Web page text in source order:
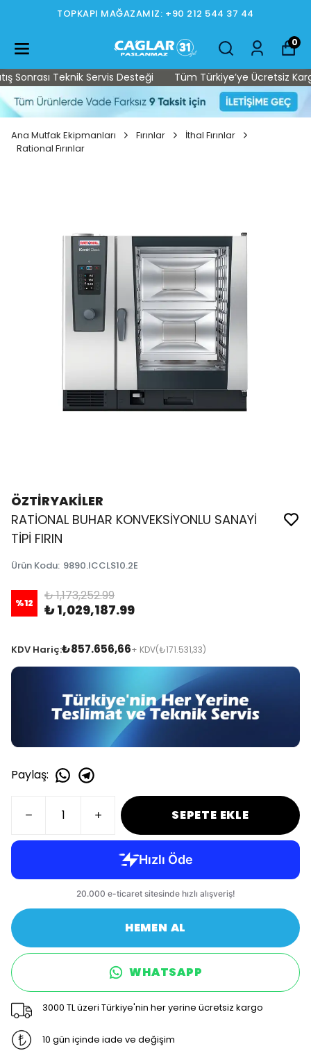
TOPKAPI MAĞAZAMIZ: +90 212 544 37 44
0
Teknik Servis Desteği Tüm Türkiye’ye Ücretsiz Kargo
Ana Mutfak Ekipmanları Fırınlar
İthal Fırınlar
Rational Fırınlar
ÖZTİRYAKİLER
RATİONAL BUHAR KONVEKSİYONLU SANAYİ
TİPİ FIRIN
Ürün Kodu: 9890.ICCLS10.2E
%12 ₺ 1,173,252.99
₺ 1,029,187.99
KDV Hariç:₺857.656,66+ KDV(₺171.531,33)
Paylaş:
SEPETE EKLE
HEMEN AL
WHATSAPP
3000 TL üzeri Türkiye'nin her yerine ücretsiz kargo
10 gün içinde iade ve değişim